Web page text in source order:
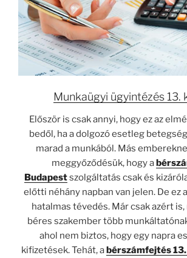
Munkaügyi ügyintézés 13.
Először is csak annyi, hogy ez az
bedől, ha a dolgozó esetleg
marad a munkából. Más
meggyőződésük, hogy a
Budapestszolgáltatás csak és
előtti néhány napban van jelen. De ez
hatalmas tévedés. Már csak azért
béres szakember több
ahol nem biztos, hogy egy napra
kifizetések. Tehát, a bérszámfejtés